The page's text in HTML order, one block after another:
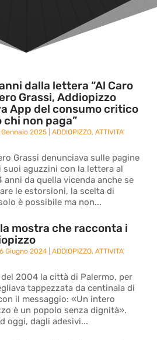
dalla lettera “Al Caro
Grassi, Addiopizzo
App del consumo critico
non paga”
Gennaio 2025 |ADDIOPIZZO,ATTIVITA'
Grassi denunciava sulle pagine
suoi aguzzini con la lettera al
anni da quella vicenda anche se
le estorsioni, la scelta di
è possibile ma non...
la mostra che racconta i
Giugno 2024 |ADDIOPIZZO,ATTIVITA'
del 2004 la città di Palermo, per
tappezzata da centinaia di
il messaggio: «Un intero
è un popolo senza dignità».
oggi, dagli adesivi...